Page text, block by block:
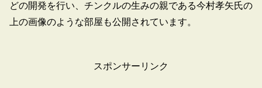
どの開発を行い、チンクルの生みの親である今村孝矢氏の
上の画像のような部屋も公開されています。
スポンサーリンク